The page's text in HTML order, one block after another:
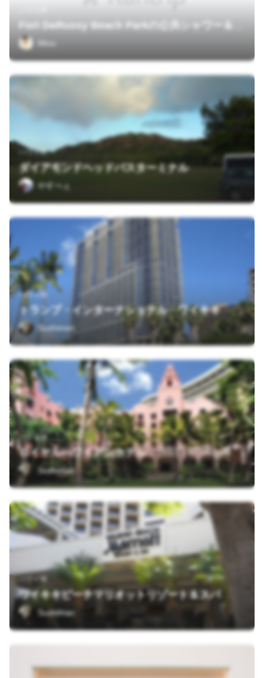
ハワイ州
ダイアモンドヘッドバスターミナル
やすべぇ
ハワイ州
トランプ・インターナショナル・ワイキキ
Sushiman
ハワイ州
ロイヤルハワイアンホテル
Sushiman
ハワイ州
ワイキキビーチマリオットリゾート＆スパ
Sushiman